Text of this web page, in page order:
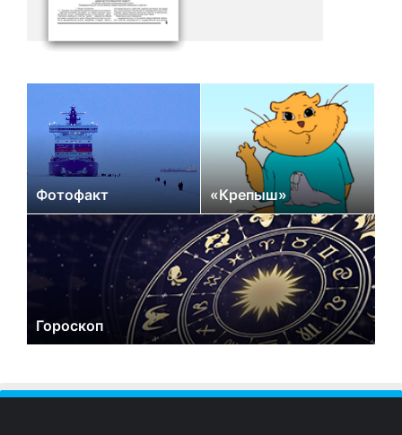
Фотофакт «Крепыш»
Гороскоп